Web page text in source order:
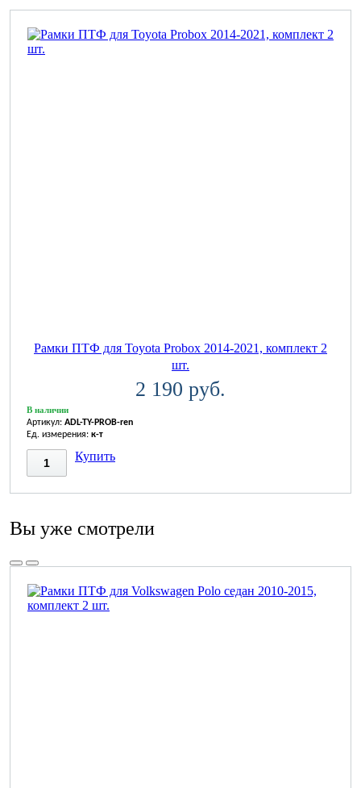
Рамки ПТФ для Toyota Probox 2014-2021, комплект 2
шт.
2 190 руб.
В наличии
Артикул: ADL-TY-PROB-ren
Ед. измерения: к-т
Купить
Вы уже смотрели